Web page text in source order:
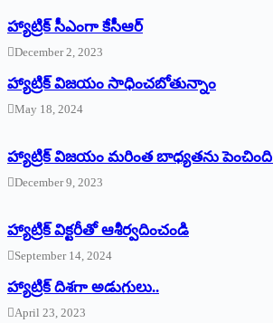
హ్యాట్రిక్‌ ‌సీఎంగా కేసీఆర్‌
December 2, 2023
హ్యాట్రిక్‌ విజయం సాధించబోతున్నాం
May 18, 2024
హ్యాట్రిక్ విజయం మరింత బాధ్యతను పెంచింది
December 9, 2023
హ్యాట్రిక్‌ ‌విక్టరీతో ఆశీర్వదించండి
September 14, 2024
‌హ్యాట్రిక్‌ ‌దిశగా అడుగులు..
April 23, 2023